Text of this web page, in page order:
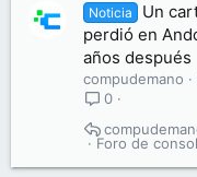
Noticia
Un
perdió en
años después
compudemano
0
Foro de